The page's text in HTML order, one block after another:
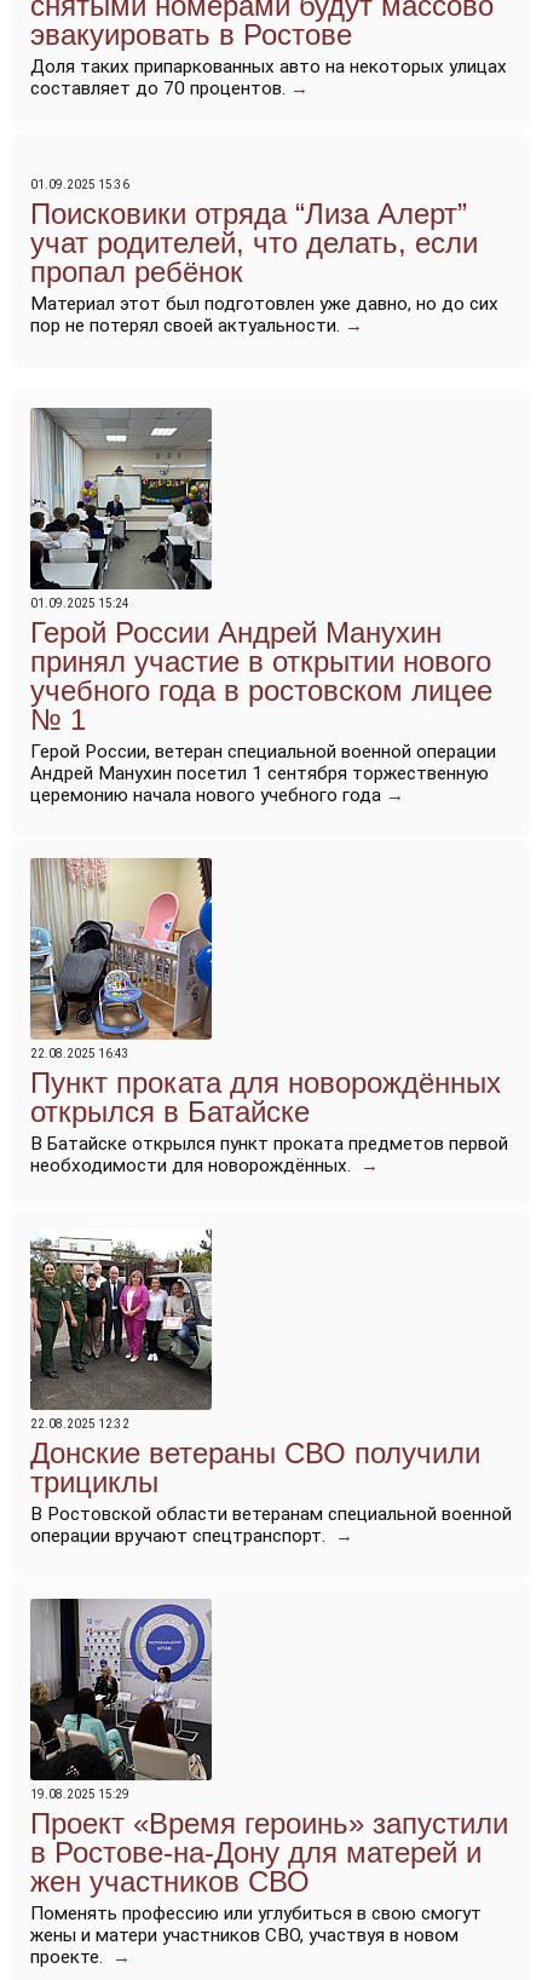
эвакуировать в Ростове
Доля таких припаркованных авто на некоторых улицах
составляет до 70 процентов. →
01.09.2025 15:36
Поисковики отряда “Лиза Алерт”
учат родителей, что делать, если
пропал ребёнок
Материал этот был подготовлен уже давно, но до сих
пор не потерял своей актуальности. →
01.09.2025 15:24
Герой России Андрей Манухин
принял участие в открытии нового
учебного года в ростовском лицее
№ 1
Герой России, ветеран специальной военной операции
Андрей Манухин посетил 1 сентября торжественную
церемонию начала нового учебного года →
22.08.2025 16:43
Пункт проката для новорождённых
открылся в Батайске
В Батайске открылся пункт проката предметов первой
необходимости для новорождённых.
→
22.08.2025 12:32
Донские ветераны СВО получили
трициклы
В Ростовской области ветеранам специальной военной
операции вручают спецтранспорт.
→
19.08.2025 15:29
Проект «Время героинь» запустили
в Ростове-на-Дону для матерей и
жен участников СВО
Поменять профессию или углубиться в свою смогут
жены и матери участников СВО, участвуя в новом
проекте.
→